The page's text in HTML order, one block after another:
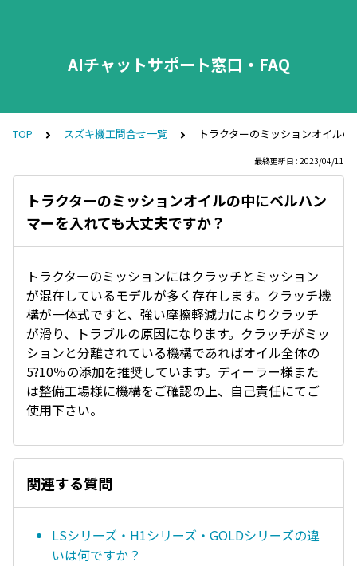
AIチャットサポート窓口・FAQ
TOP スズキ機工問合せ一覧 トラクターのミッションオイル
最終更新日 : 2023/04/11
トラクターのミッションオイルの中にベルハン
マーを入れても大丈夫ですか？
トラクターのミッションにはクラッチとミッション
が混在しているモデルが多く存在します。クラッチ機
構が一体式ですと、強い摩擦軽減力によりクラッチ
が滑り、トラブルの原因になります。クラッチがミッ
ションと分離されている機構であればオイル全体の
5?10％の添加を推奨しています。ディーラー様また
は整備工場様に機構をご確認の上、自己責任にてご
使用下さい。
関連する質問
LSシリーズ・H1シリーズ・GOLDシリーズの違
いは何ですか？